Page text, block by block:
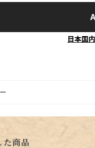
日本国
た商品